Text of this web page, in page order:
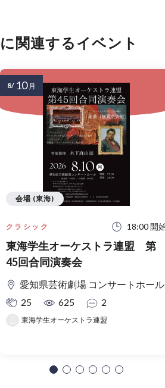
関連するイベント
クラシック 18:00 開
東海学生オーケストラ連盟 第
45回合同演奏会
愛知県芸術劇場 コンサートホール
25
625 2
東海学生オーケストラ連盟
会場 (東海)
8/ 10 月